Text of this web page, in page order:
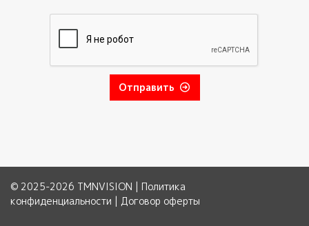
Отправить
© 2025-2026 TMNVISION | Политика
конфиденциальности | Договор оферты